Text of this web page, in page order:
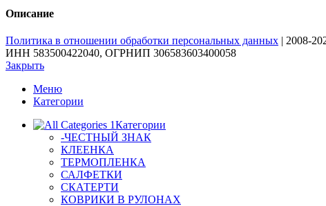
Описание
Политика в отношении обработки персональных данных | 2008-
ИНН 583500422040, ОГРНИП 306583603400058
Закрыть
Меню
Категории
Категории
-ЧЕСТНЫЙ ЗНАК
КЛЕЕНКА
ТЕРМОПЛЕНКА
САЛФЕТКИ
СКАТЕРТИ
КОВРИКИ В РУЛОНАХ